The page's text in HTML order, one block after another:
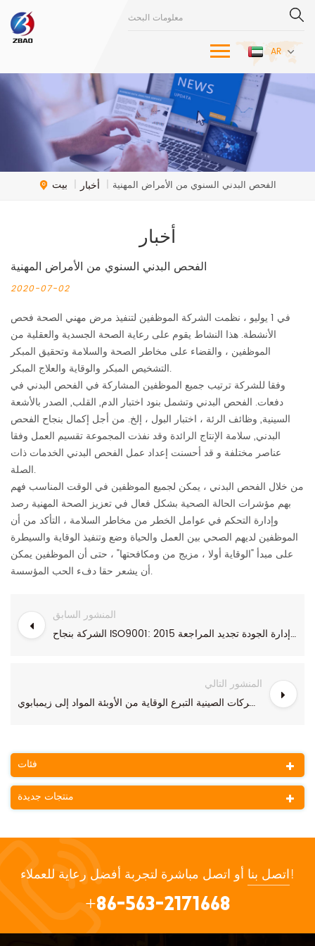
AR
بيت | أخبار | الفحص البدني السنوي من الأمراض المهنية
أخبار
الفحص البدني السنوي من الأمراض المهنية
2020-07-02
في 1 يوليو ، نظمت الشركة الموظفين لتنفيذ مرض مهني الصحة فحص
الأنشطة. هذا النشاط يقوم على رعاية الصحة الجسدية والعقلية من
الموظفين ، والقضاء على مخاطر الصحة والسلامة وتحقيق المبكر
التشخيص المبكر والوقاية والعلاج المبكر.
وفقا للشركة ترتيب جميع الموظفين المشاركة في الفحص البدني في
دفعات. الفحص البدني وتشمل بنود اختبار الدم, القلب, الصدر بالأشعة
السينية, وظائف الرئة ، اختبار البول ، إلخ. من أجل إكمال بنجاح الفحص
البدني, سلامة الإنتاج الرائدة وقد نفذت المجموعة تقسيم العمل وفقا
عناصر مختلفة و قد أحسنت إعداد عمل الفحص البدني الخدمات ذات
الصلة.
من خلال الفحص البدني ، يمكن لجميع الموظفين في الوقت المناسب فهم
بهم مؤشرات الحالة الصحية بشكل فعال في تعزيز الصحة المهنية رصد
وإدارة التحكم في عوامل الخطر من مخاطر السلامة ، التأكد من أن
الموظفين لديهم الصحي بين العمل والحياة وضع وتنفيذ الوقاية والسيطرة
على مبدأ "الوقاية أولا ، مزيج من ومكافحتها" ، حتى أن الموظفين يمكن
أن يشعر حقا دفء الحب المؤسسة.
المنشور السابق
الشركة بنجاح ISO9001: 2015 شهادة نظام إدارة الجودة تجديد المراجعة
المنشور التالي
الشركات الصينية التبرع الوقاية من الأوبئة المواد إلى زيمبابوي
فئات
منتجات جديدة
اتصل بناأو اتصل مباشرة لتجربة أفضل رعاية للعملاء!
+86-563-2171668